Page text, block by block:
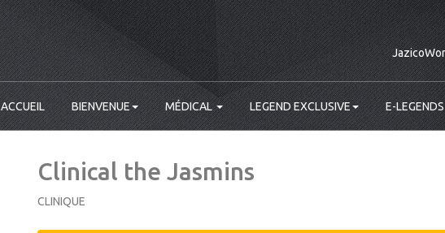
ACCUEIL BIENVENUE MÉDICAL LEGEND EXCLUSIVE E-LEGENDS
Clinical the Jasmins
CLINIQUE